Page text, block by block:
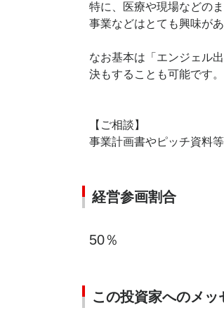
特に、医療や現場などの
事業などはとても興味があ
なお基本は「エンジェル
決もすることも可能です。
【ご相談】
事業計画書やピッチ資料
経営参画割合
50％
この投資家へのメッ